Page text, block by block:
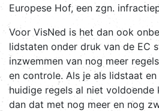
Europese Hof, een zgn.
Voor VisNed is het dan ook
lidstaten onder druk van de EC
inzwemmen van nog meer
en controle. Als je als lidstaat
huidige regels al niet voldoende
dan dat met nog meer en nog